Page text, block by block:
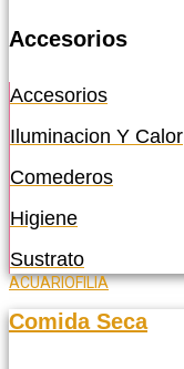
Accesorios
Accesorios
Iluminacion Y Calor
Comederos
Higiene
Sustrato
ACUARIOFILIA
Comida Seca